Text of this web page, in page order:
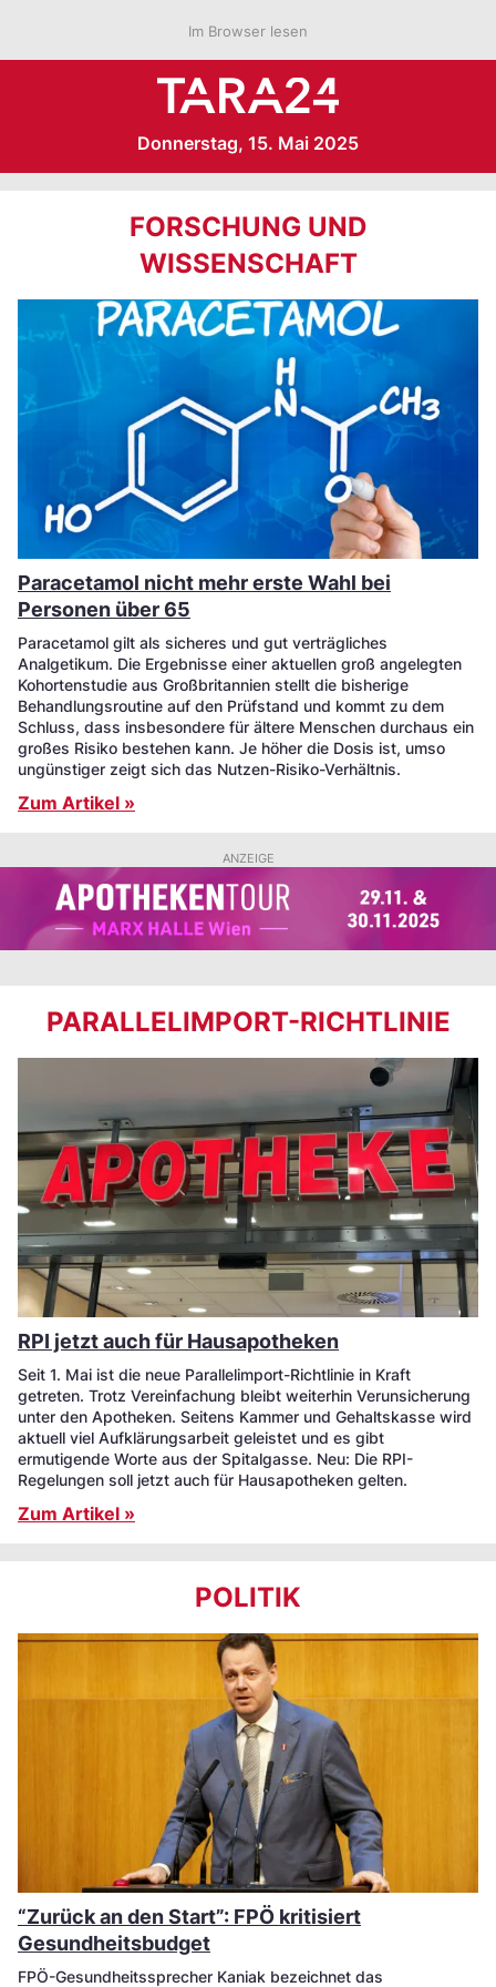
Im Browser lesen
Donnerstag, 15. Mai 2025
FORSCHUNG UND
WISSENSCHAFT
Paracetamol nicht mehr erste Wahl bei
Personen über 65
Paracetamol gilt als sicheres und gut verträgliches
Analgetikum. Die Ergebnisse einer aktuellen groß angelegten
Kohortenstudie aus Großbritannien stellt die bisherige
Behandlungsroutine auf den Prüfstand und kommt zu dem
Schluss, dass insbesondere für ältere Menschen durchaus ein
großes Risiko bestehen kann. Je höher die Dosis ist, umso
ungünstiger zeigt sich das Nutzen-Risiko-Verhältnis.
Zum Artikel »
ANZEIGE
PARALLELIMPORT-RICHTLINIE
RPI jetzt auch für Hausapotheken
Seit 1. Mai ist die neue Parallelimport-Richtlinie in Kraft
getreten. Trotz Vereinfachung bleibt weiterhin Verunsicherung
unter den Apotheken. Seitens Kammer und Gehaltskasse wird
aktuell viel Aufklärungsarbeit geleistet und es gibt
ermutigende Worte aus der Spitalgasse. Neu: Die RPI-
Regelungen soll jetzt auch für Hausapotheken gelten.
Zum Artikel »
POLITIK
“Zurück an den Start”: FPÖ kritisiert
Gesundheitsbudget
FPÖ-Gesundheitssprecher Kaniak bezeichnet das